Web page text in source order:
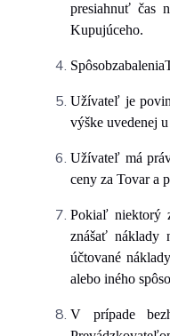
presiahnuť čas
Kupujúceho.
Spôsobzabalenia
Užívateľ je
výške uvedenej
Užívateľ má
ceny za Tovar a
Pokiaľ niektorý
znášať náklady
účtované
alebo iného
V prípade